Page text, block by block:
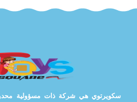
سكويرتوي هي شركة ذات مسؤولية محدودة